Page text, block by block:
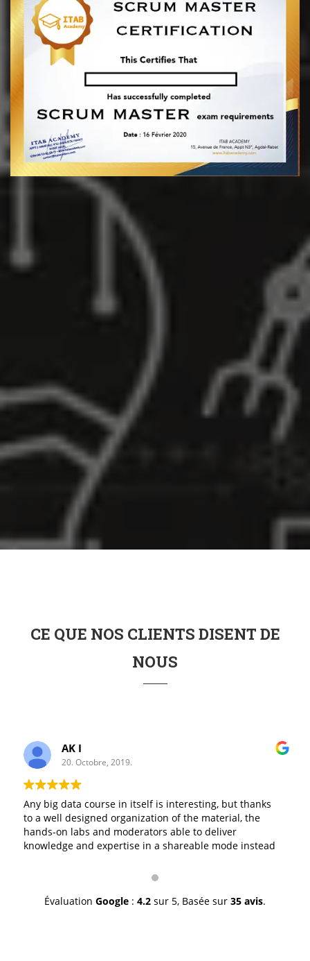
CE QUE NOS CLIENTS DISENT DE
NOUS
AK I
20. Octobre, 2019.
Any big data course in itself is interesting, but thanks
to a well designed organization of the material, the
hands-on labs and moderators able to deliver
knowledge and expertise in a shareable mode instead
was professionally great in doing exactly what it is
a job well done.
Évaluation Google : 4.2 sur 5, Basée sur 35 avis.